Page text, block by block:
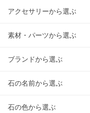
アクセサリーから選ぶ
素材・パーツから選ぶ
ブランドから選ぶ
石の名前から選ぶ
石の色から選ぶ